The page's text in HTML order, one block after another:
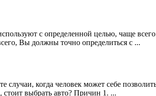
с определенной целью, чаще
Вы должны точно определиться с ...
когда человек может себе
стоит выбрать авто? Причин 1. ...